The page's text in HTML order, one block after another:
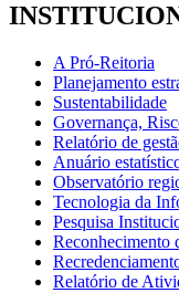
A Pró-Reitoria
Planejamento
Sustentabilidade
Governança,
Relatório de
Anuário
Observatório
Tecnologia da
Pesquisa
Reconhecimento
Relatório de